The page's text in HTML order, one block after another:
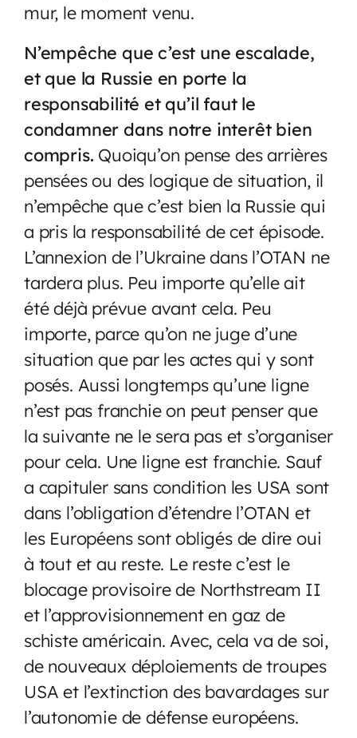
mur, le moment venu.
N’empêche que c’est une escalade,
et que la Russie en porte la
responsabilité et qu’il faut le
condamner dans notre interêt bien
compris. Quoiqu’on pense des arrières
pensées ou des logique de situation, il
n’empêche que c’est bien la Russie qui
a pris la responsabilité de cet épisode.
L’annexion de l’Ukraine dans l’OTAN ne
tardera plus. Peu importe qu’elle ait
été déjà prévue avant cela. Peu
importe, parce qu’on ne juge d’une
situation que par les actes qui y sont
posés. Aussi longtemps qu’une ligne
n’est pas franchie on peut penser que
la suivante ne le sera pas et s’organiser
pour cela. Une ligne est franchie. Sauf
a capituler sans condition les USA sont
dans l’obligation d’étendre l’OTAN et
les Européens sont obligés de dire oui
à tout et au reste. Le reste c’est le
blocage provisoire de Northstream II
et l’approvisionnement en gaz de
schiste américain. Avec, cela va de soi,
de nouveaux déploiements de troupes
USA et l’extinction des bavardages sur
l’autonomie de défense européens.